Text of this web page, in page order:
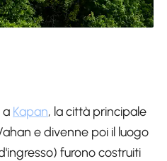
a Kapan, la città principale
e divenne poi il luogo
furono costruiti